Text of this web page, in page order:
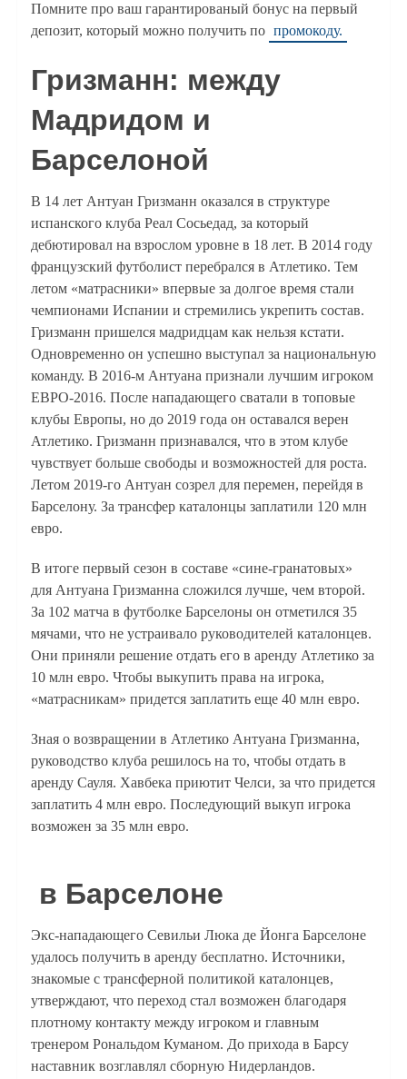
Помните про ваш гарантированый бонус на первый
депозит, который можно получить по промокоду.
Гризманн: между
Мадридом и
Барселоной
В 14 лет Антуан Гризманн оказался в структуре
испанского клуба Реал Сосьедад, за который
дебютировал на взрослом уровне в 18 лет. В 2014 году
французский футболист перебрался в Атлетико. Тем
летом «матрасники» впервые за долгое время стали
чемпионами Испании и стремились укрепить состав.
Гризманн пришелся мадридцам как нельзя кстати.
Одновременно он успешно выступал за национальную
команду. В 2016-м Антуана признали лучшим игроком
ЕВРО-2016. После нападающего сватали в топовые
клубы Европы, но до 2019 года он оставался верен
Атлетико. Гризманн признавался, что в этом клубе
чувствует больше свободы и возможностей для роста.
Летом 2019-го Антуан созрел для перемен, перейдя в
Барселону. За трансфер каталонцы заплатили 120 млн
евро.
В итоге первый сезон в составе «сине-гранатовых»
для Антуана Гризманна сложился лучше, чем второй.
За 102 матча в футболке Барселоны он отметился 35
мячами, что не устраивало руководителей каталонцев.
Они приняли решение отдать его в аренду Атлетико за
10 млн евро. Чтобы выкупить права на игрока,
«матрасникам» придется заплатить еще 40 млн евро.
Зная о возвращении в Атлетико Антуана Гризманна,
руководство клуба решилось на то, чтобы отдать в
аренду Сауля. Хавбека приютит Челси, за что придется
заплатить 4 млн евро. Последующий выкуп игрока
возможен за 35 млн евро.
в Барселоне
Экс-нападающего Севильи Люка де Йонга Барселоне
удалось получить в аренду бесплатно. Источники,
знакомые с трансферной политикой каталонцев,
утверждают, что переход стал возможен благодаря
плотному контакту между игроком и главным
тренером Рональдом Куманом. До прихода в Барсу
наставник возглавлял сборную Нидерландов.